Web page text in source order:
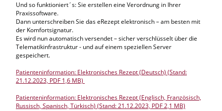
Und so funktioniert´s: Sie erstellen eine Verordnung in Ihrer
Praxissoftware.
Dann unterschreiben Sie das eRezept elektronisch – am besten mit
der Komfortsignatur.
Es wird nun automatisch versendet – sicher verschlüsselt über die
Telematikinfrastruktur - und auf einem speziellen Server
gespeichert.
Patienteninformation: Elektronisches Rezept (Deutsch) (Stand:
21.12.2023, PDF 1,6 MB)
Patienteninformation: Elektronisches Rezept (Englisch, Französisch,
Russisch, Spanisch, Türkisch) (Stand: 21.12.2023, PDF 2,1 MB)